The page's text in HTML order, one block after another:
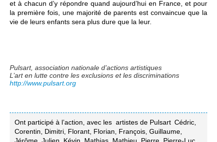
et à chacun d’y répondre quand aujourd’hui en France, et pour
la première fois, une majorité de parents est convaincue que la
vie de leurs enfants sera plus dure que la leur.
Pulsart, association nationale d’actions artistiques
L’art en lutte contre les exclusions et les discriminations
http://www.pulsart.org
Ont participé à l’action, avec les artistes de Pulsart Cédric,
Corentin, Dimitri, Florant, Florian, François, Guillaume,